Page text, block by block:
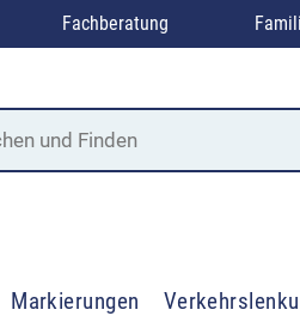
Fachberatung
Markierungen